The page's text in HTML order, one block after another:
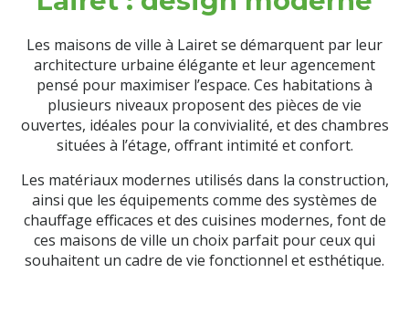
Les maisons de ville à Lairet se démarquent par leur
architecture urbaine élégante et leur agencement
pensé pour maximiser l’espace. Ces habitations à
plusieurs niveaux proposent des pièces de vie
ouvertes, idéales pour la convivialité, et des chambres
situées à l’étage, offrant intimité et confort.
Les matériaux modernes utilisés dans la construction,
ainsi que les équipements comme des systèmes de
chauffage efficaces et des cuisines modernes, font de
ces maisons de ville un choix parfait pour ceux qui
souhaitent un cadre de vie fonctionnel et esthétique.